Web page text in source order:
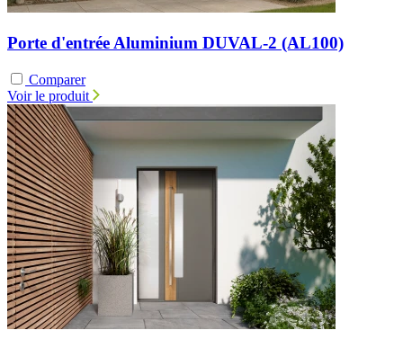
Porte d'entrée Aluminium DUVAL-2 (AL100)
Comparer
Voir le produit